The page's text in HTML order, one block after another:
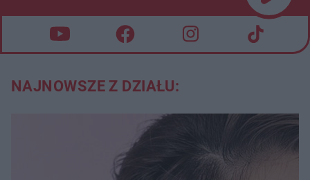
NAJNOWSZE Z DZIAŁU: